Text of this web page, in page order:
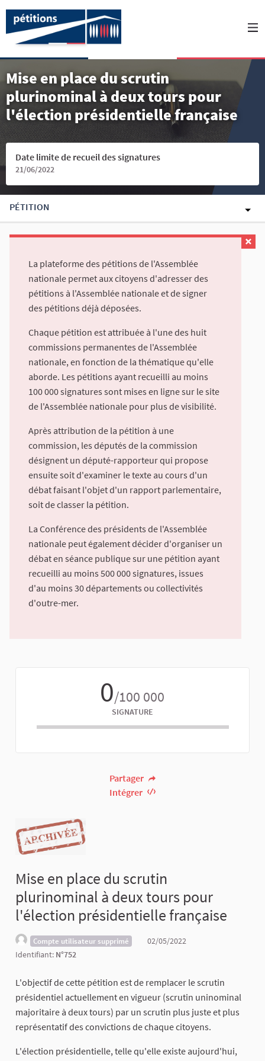
Mise en place du scrutin
plurinominal à deux tours pour
l'élection présidentielle française
Date limite de recueil des signatures
21/06/2022
PÉTITION
La plateforme des pétitions de l'Assemblée
nationale permet aux citoyens d'adresser des
pétitions à l'Assemblée nationale et de signer
des pétitions déjà déposées.
Chaque pétition est attribuée à l'une des huit
commissions permanentes de l'Assemblée
nationale, en fonction de la thématique qu'elle
aborde. Les pétitions ayant recueilli au moins
100 000 signatures sont mises en ligne sur le site
de l'Assemblée nationale pour plus de visibilité.
Après attribution de la pétition à une
commission, les députés de la commission
désignent un député-rapporteur qui propose
ensuite soit d'examiner le texte au cours d'un
débat faisant l'objet d'un rapport parlementaire,
soit de classer la pétition.
La Conférence des présidents de l'Assemblée
nationale peut également décider d'organiser un
débat en séance publique sur une pétition ayant
recueilli au moins 500 000 signatures, issues
d'au moins 30 départements ou collectivités
d'outre-mer.
0/100 000
SIGNATURE
Partager
Intégrer
Mise en place du scrutin
plurinominal à deux tours pour
l'élection présidentielle française
Compte utilisateur supprimé
02/05/2022
Identifiant: N°752
L'objectif de cette pétition est de remplacer le scrutin
présidentiel actuellement en vigueur (scrutin uninominal
majoritaire à deux tours) par un scrutin plus juste et plus
représentatif des convictions de chaque citoyens.
L'élection présidentielle, telle qu'elle existe aujourd'hui,